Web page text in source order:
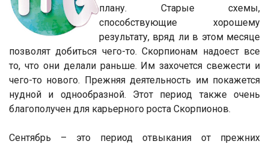
плану. Старые схемы,
способствующие хорошему
результату, вряд ли в этом месяце
позволят добиться чего-то. Скорпионам надоест все
то, что они делали раньше. Им захочется свежести и
чего-то нового. Прежняя деятельность им покажется
нудной и однообразной. Этот период также очень
благополучен для карьерного роста Скорпионов.
Сентябрь – это период отвыкания от прежних